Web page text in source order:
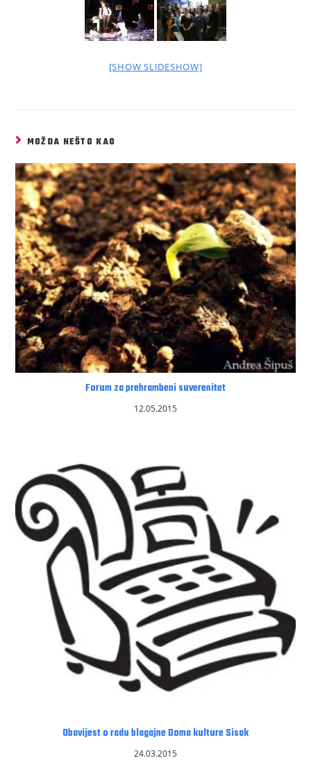
[SHOW SLIDESHOW]
MOŽDA NEŠTO KAO
Forum za prehrambeni suverenitet
12.05.2015
Obavijest o radu blagajne Doma kulture Sisak
24.03.2015